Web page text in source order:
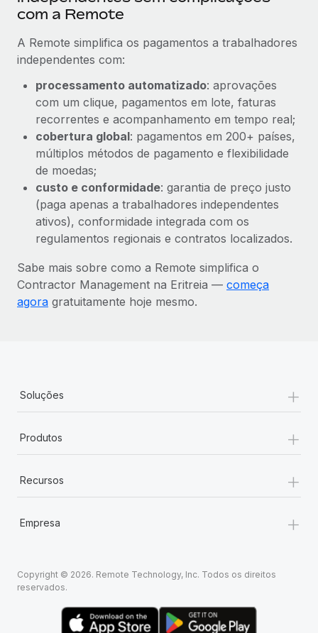
com a Remote
A Remote simplifica os pagamentos a trabalhadores
independentes com:
processamento automatizado: aprovações
com um clique, pagamentos em lote, faturas
recorrentes e acompanhamento em tempo real;
cobertura global: pagamentos em 200+ países,
múltiplos métodos de pagamento e flexibilidade
de moedas;
custo e conformidade: garantia de preço justo
(paga apenas a trabalhadores independentes
ativos), conformidade integrada com os
regulamentos regionais e contratos localizados.
Sabe mais sobre como a Remote simplifica o
Contractor Management na Eritreia — começa
agora gratuitamente hoje mesmo.
Soluções +
Produtos +
Recursos +
Empresa +
Copyright © 2026. Remote Technology, Inc. Todos os direitos
reservados.